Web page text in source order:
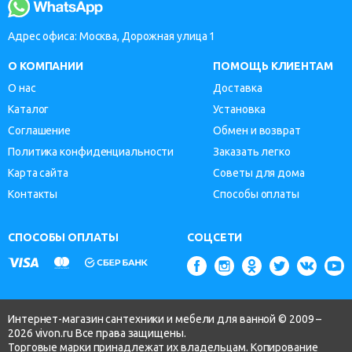
Адрес офиса: Москва, Дорожная улица 1
О КОМПАНИИ
О нас
Каталог
Соглашение
Политика конфиденциальности
Карта сайта
Контакты
ПОМОЩЬ КЛИЕНТАМ
Доставка
Установка
Обмен и возврат
Заказать легко
Советы для дома
Способы оплаты
СПОСОБЫ ОПЛАТЫ СОЦСЕТИ
Интернет-магазин сантехники и мебели для ванной © 2009 –
2026 vivon.ru Все права защищены.
Торговые марки принадлежат их владельцам. Копирование